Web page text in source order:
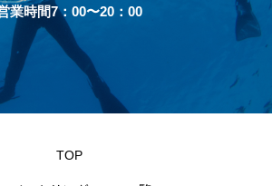
業時間7：00〜20：00
TOP